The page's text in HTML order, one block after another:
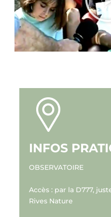
INFOS
OBSERVATOIRE
Accès : par la D777,
Rives Nature